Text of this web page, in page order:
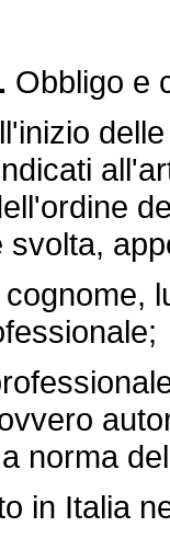
Obbligo e
delle
svolta,
norma
in Italia